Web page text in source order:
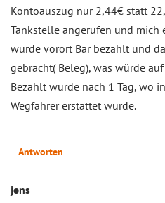
Kontoauszug nur 2,44€ statt
Tankstelle angerufen und mich
wurde vorort Bar bezahlt und
gebracht( Beleg), was würde
Bezahlt wurde nach 1 Tag, wo
Wegfahrer erstattet wurde.
Antworten
jens